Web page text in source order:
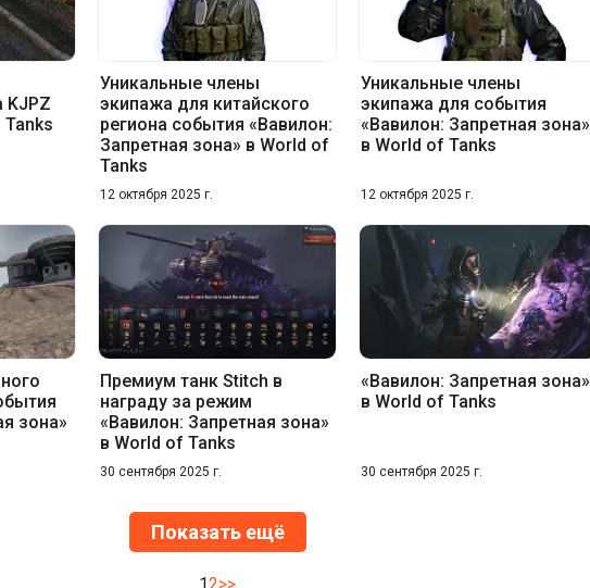
KJPZ
Уникальные члены
экипажа для китайского
региона события «Вавилон:
Запретная зона» в World of
Tanks
12 октября 2025 г.
Уникальные члены
экипажа для события
«Вавилон: Запретная зона»
в World of Tanks
12 октября 2025 г.
зона»
Премиум танк Stitch в
награду за режим
«Вавилон: Запретная зона»
в World of Tanks
30 сентября 2025 г.
«Вавилон: Запретная зона»
в World of Tanks
30 сентября 2025 г.
Показать ещё